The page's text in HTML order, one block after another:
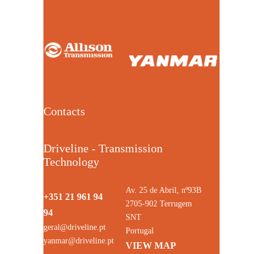
Contacts
Driveline - Transmission
Technology
+351 21 961 94
94
geral@driveline.pt
yanmar@driveline.pt
Av. 25 de Abril, nº93B
2705-902 Terrugem
SNT
Portugal
VIEW MAP